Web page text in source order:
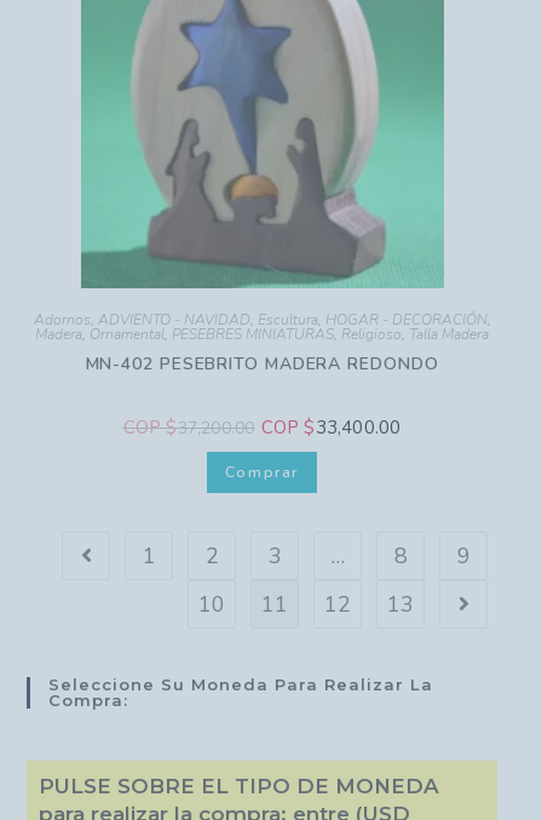
Adornos, ADVIENTO - NAVIDAD, Escultura, HOGAR - DECORACIÓN,
Madera, Ornamental, PESEBRES MINIATURAS, Religioso, Talla Madera
MN-402 PESEBRITO MADERA REDONDO
COP $37,200.00 COP $33,400.00
Comprar
1 2 3 … 8
9
10
11 12 13
Seleccione Su Moneda Para Realizar La
Compra:
PULSE SOBRE EL TIPO DE MONEDA
para realizar la compra: entre (USD